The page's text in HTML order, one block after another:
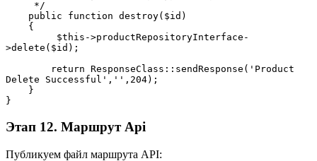
     */
    public function destroy($id)
    {
>delete($id);
Delete Successful','',204);
    }
}
Этап 12. Маршрут Api
Публикуем файл маршрута API: